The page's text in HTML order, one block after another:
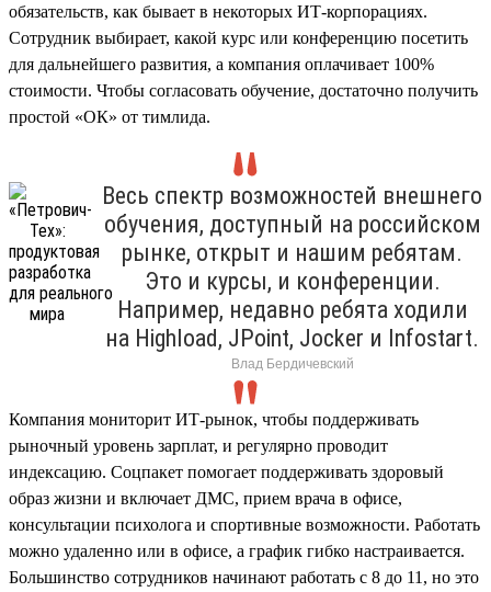
обязательств, как бывает в некоторых ИТ-корпорациях.
Сотрудник выбирает, какой курс или конференцию посетить
для дальнейшего развития, а компания оплачивает 100%
стоимости. Чтобы согласовать обучение, достаточно получить
простой «ОК» от тимлида.
Весь спектр возможностей внешнего
обучения, доступный на российском
рынке, открыт и нашим ребятам.
Это и курсы, и конференции.
Например, недавно ребята ходили
на Highload, JPoint, Jocker и Infostart.
Влад Бердичевский
Компания мониторит ИТ-рынок, чтобы поддерживать
рыночный уровень зарплат, и регулярно проводит
индексацию. Соцпакет помогает поддерживать здоровый
образ жизни и включает ДМС, прием врача в офисе,
консультации психолога и спортивные возможности. Работать
можно удаленно или в офисе, а график гибко настраивается.
Большинство сотрудников начинают работать с 8 до 11, но это